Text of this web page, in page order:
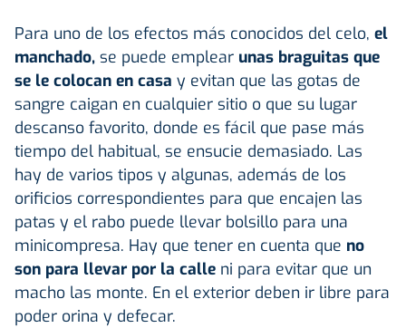
Para uno de los efectos más conocidos del celo, el
manchado, se puede emplear unas braguitas que
se le colocan en casa y evitan que las gotas de
sangre caigan en cualquier sitio o que su lugar
descanso favorito, donde es fácil que pase más
tiempo del habitual, se ensucie demasiado. Las
hay de varios tipos y algunas, además de los
orificios correspondientes para que encajen las
patas y el rabo puede llevar bolsillo para una
minicompresa. Hay que tener en cuenta que no
son para llevar por la calle ni para evitar que un
macho las monte. En el exterior deben ir libre para
poder orina y defecar.